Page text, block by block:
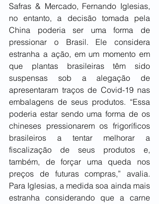
Safras & Mercado, Fernando Iglesias,
no entanto, a decisão tomada pela
China poderia ser uma forma de
pressionar o Brasil. Ele considera
estranha a ação, em um momento em
que plantas brasileiras têm sido
suspensas sob a alegação de
apresentaram traços de Covid-19 nas
embalagens de seus produtos. “Essa
poderia estar sendo uma forma de os
chineses pressionarem os frigoríficos
brasileiros a tentar melhorar a
fiscalização de seus produtos e,
também, de forçar uma queda nos
preços de futuras compras,” avalia.
Para Iglesias, a medida soa ainda mais
estranha considerando que a carne